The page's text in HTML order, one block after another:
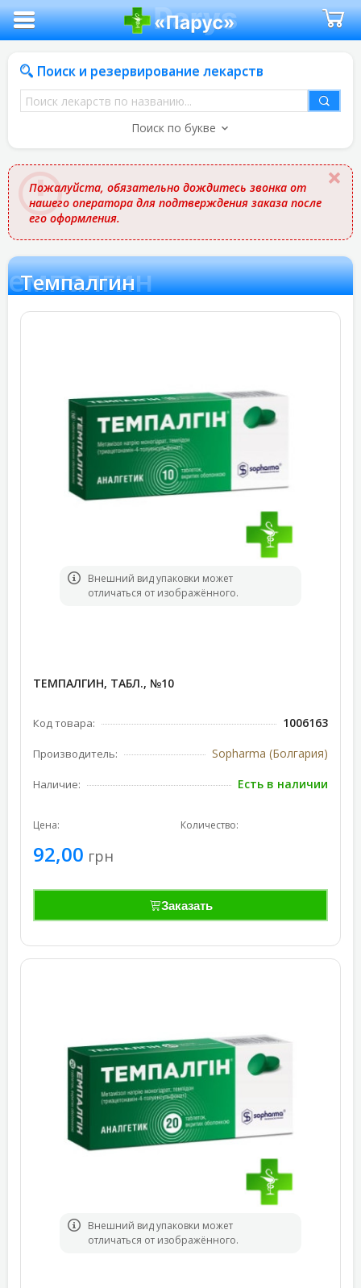
Поиск и резервирование лекарств
Поиск
лекарств
названию
Поиск по букве
Пожалуйста, обязательно дождитесь звонка от
нашего оператора для подтверждения заказа после
его оформления.
Темпалгин
Bнешний вид упаковки может
отличаться от изображённого.
ТЕМПАЛГИН, ТАБЛ., №10
Код товара: 1006163
Производитель: Sopharma (Болгария)
Наличие: Есть в наличии
Цена:
92,00 грн
Количество:
Заказать
Bнешний вид упаковки может
отличаться от изображённого.